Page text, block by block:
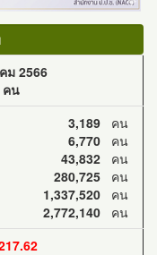
ม 2566
คน
3,189 คน
6,770 คน
43,832 คน
280,725 คน
1,337,520 คน
2,772,140 คน